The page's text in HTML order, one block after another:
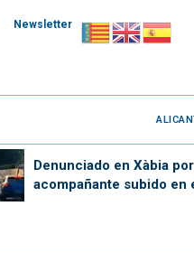
Newsletter
Denunciado en Xàbia
acompañante subido en